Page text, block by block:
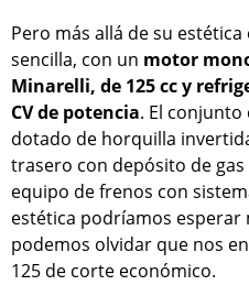
Pero más allá de su
sencilla, con un motor
Minarelli, de 125 cc y
CV de potencia. El conjunto
dotado de horquilla
trasero con depósito de
equipo de frenos con
estética podríamos
podemos olvidar que nos
125 de corte económico.